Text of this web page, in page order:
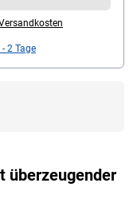
2 Tage
überzeugender